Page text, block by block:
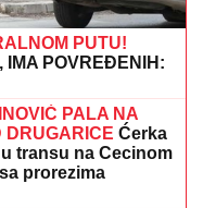
U POJASU GAZE
zeleno svetlo za
se Gaza oporavi